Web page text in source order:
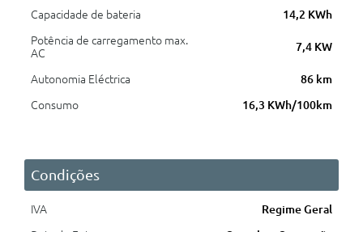
Capacidade de bateria
14,2 KWh
Potência de carregamento max.
AC
7,4 KW
Autonomia Eléctrica
86 km
Consumo
16,3 KWh/100km
Condições
IVA
Regime Geral